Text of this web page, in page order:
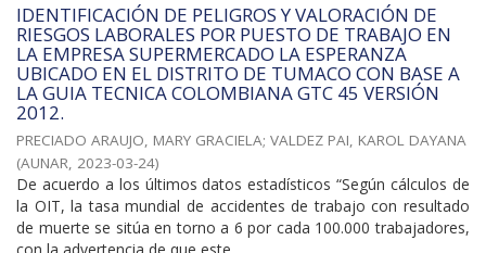
IDENTIFICACIÓN DE PELIGROS Y VALORACIÓN DE
RIESGOS LABORALES POR PUESTO DE TRABAJO EN
LA EMPRESA SUPERMERCADO LA ESPERANZA
UBICADO EN EL DISTRITO DE TUMACO CON BASE A
LA GUIA TECNICA COLOMBIANA GTC 45 VERSIÓN
2012.
PRECIADO ARAUJO, MARY GRACIELA; VALDEZ PAI, KAROL DAYANA
(AUNAR, 2023-03-24)
De acuerdo a los últimos datos estadísticos “Según cálculos de
la OIT, la tasa mundial de accidentes de trabajo con resultado
de muerte se sitúa en torno a 6 por cada 100.000 trabajadores,